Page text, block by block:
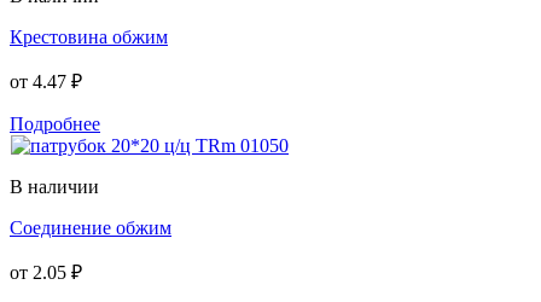
Крестовина обжим
от 4.47 ₽
Подробнее
В наличии
Соединение обжим
от 2.05 ₽